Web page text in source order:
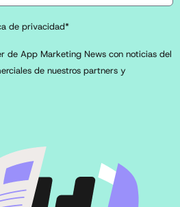
de privacidad*
de App Marketing News con noticias del
de nuestros partners y